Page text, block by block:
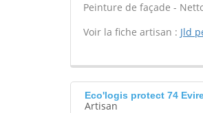
Peinture de façade -
Voir la fiche artisan : Jld
Eco'logis protect 74
Artisan